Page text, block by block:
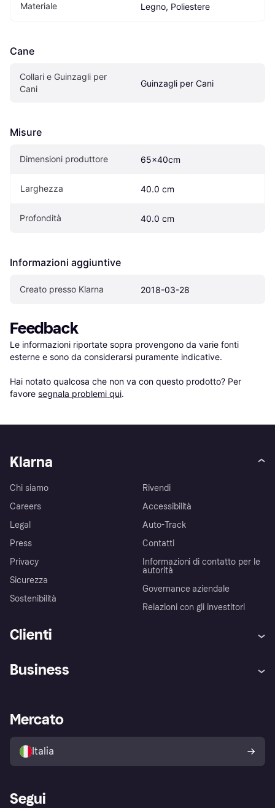
Materiale Legno, Poliestere
Cane
Collari e Guinzagli per
Cani
Guinzagli per Cani
Misure
Dimensioni produttore 65x40cm
Larghezza 40.0 cm
Profondità 40.0 cm
Informazioni aggiuntive
Creato presso Klarna 2018-03-28
Feedback
Le informazioni riportate sopra provengono da varie fonti
esterne e sono da considerarsi puramente indicative.
Hai notato qualcosa che non va con questo prodotto? Per
favore segnala problemi qui.
Klarna
Chi siamo
Careers
Legal
Press
Privacy
Sicurezza
Sostenibilità
Rivendi
Accessibilità
Auto-Track
Contatti
Informazioni di contatto per le
autorità
Governance aziendale
Relazioni con gli investitori
Clienti
Assistenza
Esplora i negozi
Politica di protezione
dell'acquirente Klarna
Business
Accesso aziende
Mercato
Italia
Segui